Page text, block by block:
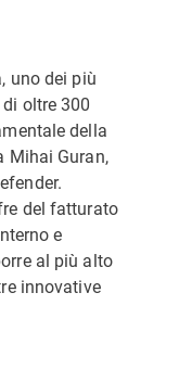
uno dei più
oltre 300
della
Mihai Guran,
del fatturato
e
al più alto
innovative